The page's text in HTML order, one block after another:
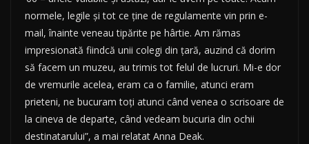
normele, legile şi tot ce ţine de regulamente vin prin e-
mail, înainte veneau tipărite pe hârtie. Am rămas
impresionată fiindcă unii colegi din ţară, auzind că dorim
să facem un muzeu, au trimis tot felul de lucruri. Mi-e dor
de vremurile acelea, eram ca o familie, atunci eram
prieteni, ne bucuram toţi atunci când venea o scrisoare de
la cineva de departe, când vedeam bucuria din ochii
destinatarului”, a mai relatat Anna Deak.